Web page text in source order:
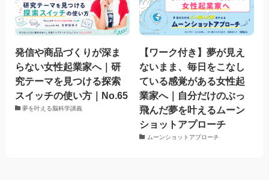
発信や商品づくりが深ま
らない女性起業家へ｜研
究テーマを見つける探索
スイッチの使い方｜No.65
夢を叶える脳科学講義
【ワーク付き】夢が見え
ないまま、毎日をこなし
ている感覚がある女性起
業家へ｜自分だけのぶっ
飛んだ夢を叶えるムーン
ショットアプローチ
ムーンショットアプローチ